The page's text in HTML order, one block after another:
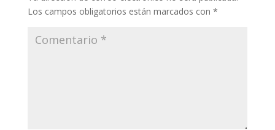
Los campos obligatorios están marcados con *